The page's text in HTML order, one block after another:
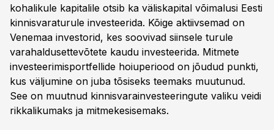
kohalikule kapitalile otsib ka väliskapital võimalusi Eesti
kinnisvaraturule investeerida. Kõige aktiivsemad on
Venemaa investorid, kes soovivad siinsele turule
varahaldusettevõtete kaudu investeerida. Mitmete
investeerimisportfellide hoiuperiood on jõudud punkti,
kus väljumine on juba tõsiseks teemaks muutunud.
See on muutnud kinnisvarainvesteeringute valiku veidi
rikkalikumaks ja mitmekesisemaks.